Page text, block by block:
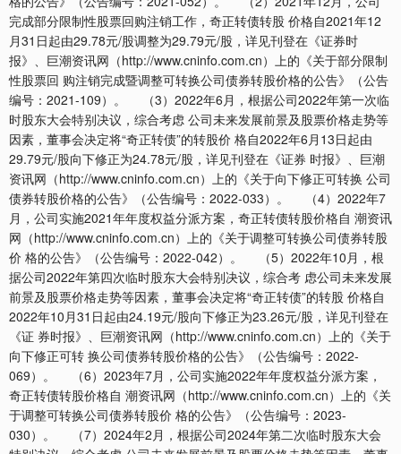
完成部分限制性股票回购注销工作，奇正转债转股 价格自2021年12
月31日起由29.78元/股调整为29.79元/股，详见刊登在《证券时
报》、巨潮资讯网（http://www.cninfo.com.cn）上的《关于部分限制
性股票回 购注销完成暨调整可转换公司债券转股价格的公告》（公告
编号：2021-109）。 （3）2022年6月，根据公司2022年第一次临
时股东大会特别决议，综合考虑 公司未来发展前景及股票价格走势等
因素，董事会决定将“奇正转债”的转股价 格自2022年6月13日起由
29.79元/股向下修正为24.78元/股，详见刊登在《证券 时报》、巨潮
资讯网（http://www.cninfo.com.cn）上的《关于向下修正可转换 公司
债券转股价格的公告》（公告编号：2022-033）。 （4）2022年7
月，公司实施2021年年度权益分派方案，奇正转债转股价格自 潮资讯
网（http://www.cninfo.com.cn）上的《关于调整可转换公司债券转股
价 格的公告》（公告编号：2022-042）。 （5）2022年10月，根
据公司2022年第四次临时股东大会特别决议，综合考 虑公司未来发展
前景及股票价格走势等因素，董事会决定将“奇正转债”的转股 价格自
2022年10月31日起由24.19元/股向下修正为23.26元/股，详见刊登在
《证 券时报》、巨潮资讯网（http://www.cninfo.com.cn）上的《关于
向下修正可转 换公司债券转股价格的公告》（公告编号：2022-
069）。 （6）2023年7月，公司实施2022年年度权益分派方案，
奇正转债转股价格自 潮资讯网（http://www.cninfo.com.cn）上的《关
于调整可转换公司债券转股价 格的公告》（公告编号：2023-
030）。 （7）2024年2月，根据公司2024年第二次临时股东大会